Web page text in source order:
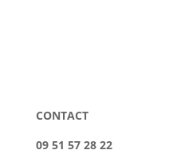
CONTACT
09 51 57 28 22